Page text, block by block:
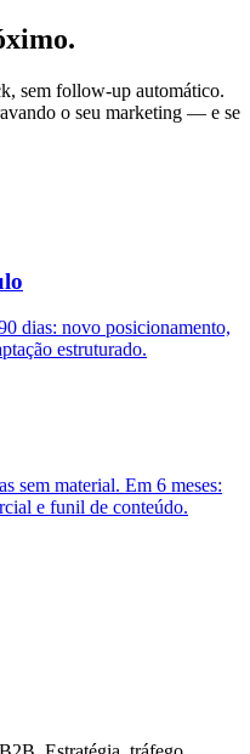
sem follow-up automático.
o seu marketing — e se
dias: novo posicionamento,
estruturado.
sem material. Em 6 meses:
e funil de conteúdo.